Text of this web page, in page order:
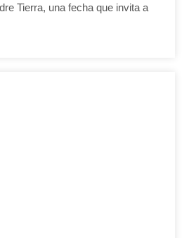
Tierra, una fecha que invita a